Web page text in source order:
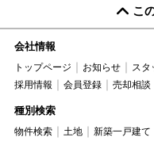
こ
会社情報
トップページ お知らせ スタ
採用情報
会員登録 売却相談
種別検索
物件検索 土地 新築一戸建て